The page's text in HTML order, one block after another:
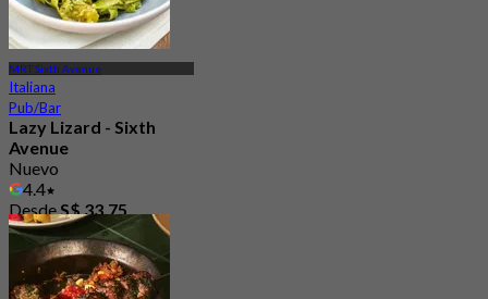
MRT Sixth Avenue
Italiana
Pub/Bar
Lazy Lizard - Sixth
Avenue
Nuevo
4.4
DesdeS$ 33.75